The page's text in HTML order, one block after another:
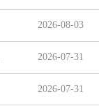
2026-08-03
2026-07-31
2026-07-31